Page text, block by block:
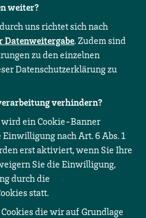
weiter?
uns richtet sich nach
Datenweitergabe. Zudem sind
zu den einzelnen
Datenschutzerklärung zu
verhindern?
ein Cookie-Banner
nach Art. 6 Abs. 1
erst aktiviert, wenn Sie Ihre
Sie die Einwilligung,
durch die
statt.
die wir auf Grundlage